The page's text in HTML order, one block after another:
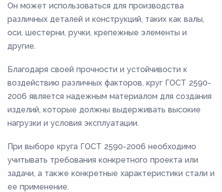
Он может использоваться для производства
различных деталей и конструкций, таких как валы,
оси, шестерни, ручки, крепежные элементы и
другие.
Благодаря своей прочности и устойчивости к
воздействию различных факторов, круг ГОСТ 2590-
2006 является надежным материалом для создания
изделий, которые должны выдерживать высокие
нагрузки и условия эксплуатации.
При выборе круга ГОСТ 2590-2006 необходимо
учитывать требования конкретного проекта или
задачи, а также конкретные характеристики стали и
ее применение.